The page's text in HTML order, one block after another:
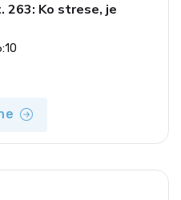
263: Ko strese, je